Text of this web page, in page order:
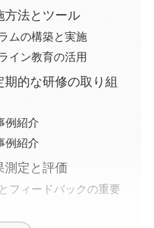
方法とツール
ムの構築と実施
イン教育の活用
期的な研修の取り組
例紹介
例紹介
測定と評価
フィードバックの重要